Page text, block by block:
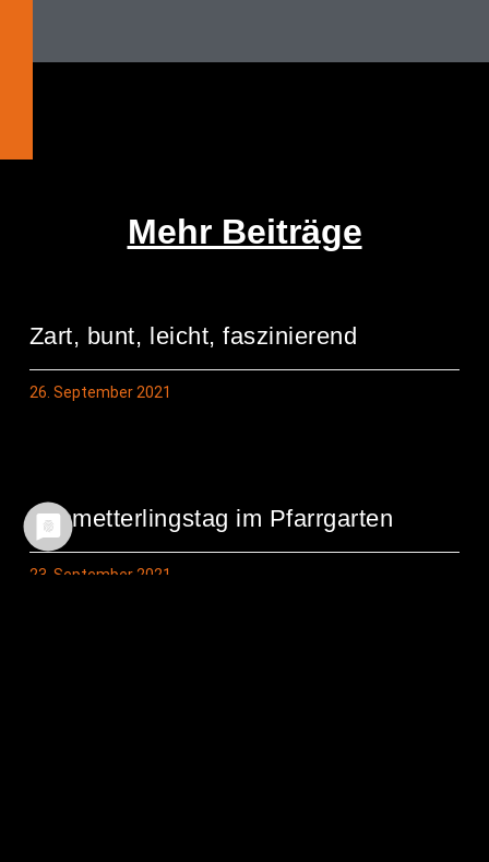
Mehr Beiträge
Zart, bunt, leicht, faszinierend
26. September 2021
Schmet­ter­lings­tag im Pfarrgarten
23. September 2021